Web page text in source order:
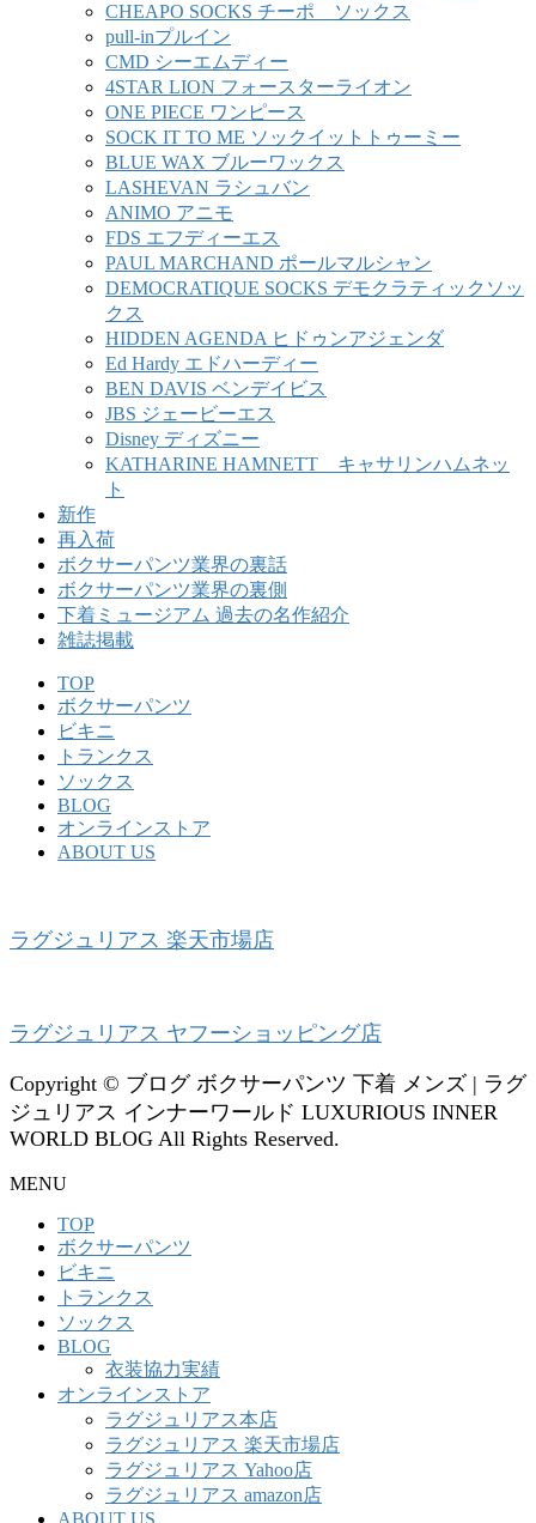
CHEAPO SOCKS チーポ ソックス
pull-inプルイン
CMD シーエムディー
4STAR LION フォースターライオン
ONE PIECE ワンピース
SOCK IT TO ME ソックイットトゥーミー
BLUE WAX ブルーワックス
LASHEVAN ラシュバン
ANIMO アニモ
FDS エフディーエス
PAUL MARCHAND ポールマルシャン
DEMOCRATIQUE SOCKS デモクラティックソッ
クス
HIDDEN AGENDA ヒドゥンアジェンダ
Ed Hardy エドハーディー
BEN DAVIS ベンデイビス
JBS ジェービーエス
Disney ディズニー
KATHARINE HAMNETT キャサリンハムネッ
ト
新作
再入荷
ボクサーパンツ業界の裏話
ボクサーパンツ業界の裏側
下着ミュージアム 過去の名作紹介
雑誌掲載
TOP
ボクサーパンツ
ビキニ
トランクス
ソックス
BLOG
オンラインストア
ABOUT US
ラグジュリアス 楽天市場店
ラグジュリアス ヤフーショッピング店
Copyright © ブログ ボクサーパンツ 下着 メンズ | ラグ
ジュリアス インナーワールド LUXURIOUS INNER
WORLD BLOG All Rights Reserved.
MENU
TOP
ボクサーパンツ
ビキニ
トランクス
ソックス
BLOG
衣装協力実績
オンラインストア
ラグジュリアス本店
ラグジュリアス 楽天市場店
ラグジュリアス Yahoo店
ラグジュリアス amazon店